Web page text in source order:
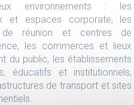
environnements : les
et espaces corporate, les
de réunion et centres de
les commerces et lieux
du public, les établissements
éducatifs et institutionnels,
de transport et sites